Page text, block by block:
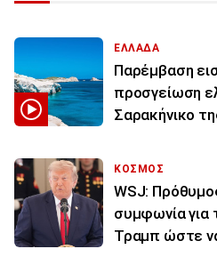
ΕΛΛΑΔΑ
Παρέμβαση
προσγείωση
Σαρακήνικο
ΚΟΣΜΟΣ
WSJ:
συμφωνία για
Τραμπ ώστε